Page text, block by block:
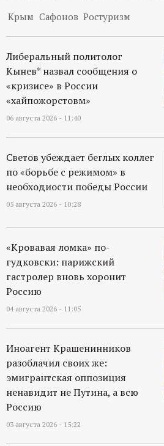
Крым Сафонов Ростуризм
Либеральный политолог
Кынев* назвал сообщения о
«кризисе» в России
«хайпожорстовм»
06 августа 2026 - 11:40
Светов убеждает беглых коллег
по «борьбе с режимом» в
необходиости победы России
05 августа 2026 - 10:28
«Кровавая ломка» по-
гудковски: парижский
гастролер вновь хоронит
Россию
04 августа 2026 - 11:05
Иноагент Крашенинников
разоблачил своих же:
эмигрантская оппозиция
ненавидит не Путина, а всю
Россию
03 августа 2026 - 15:22